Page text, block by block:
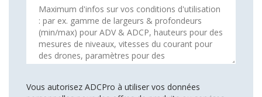
Vous autorisez ADCPro à utiliser vos données